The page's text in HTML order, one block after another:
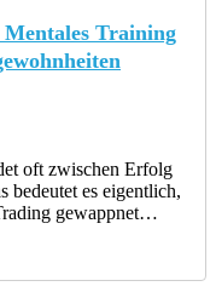
Training
oft zwischen Erfolg
bedeutet es eigentlich,
gewappnet…